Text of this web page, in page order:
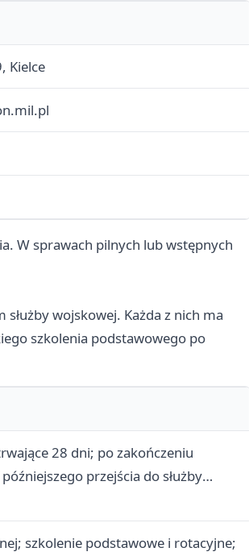
Kielce
W sprawach pilnych lub wstępnych
wojskowej. Każda z nich ma
szkolenia podstawowego po
28 dni; po zakończeniu
przejścia do służby
szkolenie podstawowe i rotacyjne;